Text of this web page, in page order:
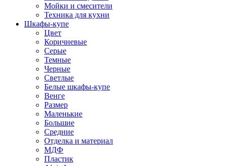
Мойки и смесители
Техника для кухни
Шкафы-купе
Цвет
Коричневые
Серые
Темные
Черные
Светлые
Белые шкафы-купе
Венге
Размер
Маленькие
Большие
Средние
Отделка и материал
МДФ
Пластик